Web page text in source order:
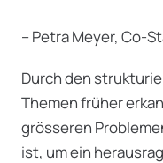
– Petra Meyer, Co-
Durch den
Themen früher
grösseren
ist, um ein